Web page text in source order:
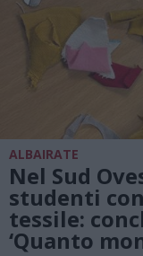
ALBAIRATE
Nel Sud
studenti
tessile:
‘Quanto